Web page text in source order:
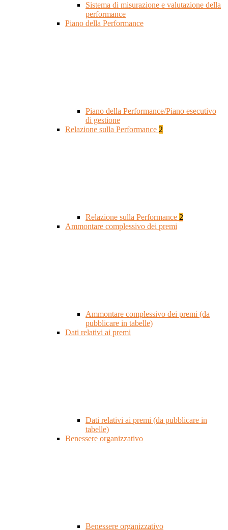
Sistema di misurazione e valutazione della
performance
Piano della Performance
Piano della Performance/Piano esecutivo
di gestione
Relazione sulla Performance 2
Relazione sulla Performance 2
Ammontare complessivo dei premi
Ammontare complessivo dei premi (da
pubblicare in tabelle)
Dati relativi ai premi
Dati relativi ai premi (da pubblicare in
tabelle)
Benessere organizzativo
Benessere organizzativo